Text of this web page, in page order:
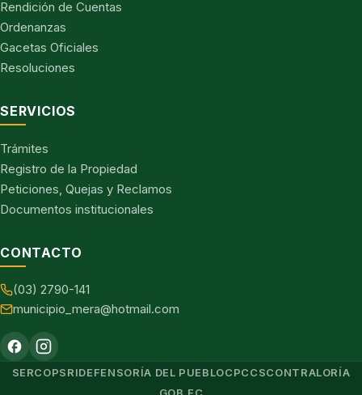
Rendición de Cuentas
Ordenanzas
Gacetas Oficiales
Resoluciones
SERVICIOS
Trámites
Registro de la Propiedad
Peticiones, Quejas y Reclamos
Documentos institucionales
CONTACTO
(03) 2790-141
municipio_mera@hotmail.com
SERCOPSRIDEFENSORÍA DEL PUEBLOCPCCSCONTRALORÍA